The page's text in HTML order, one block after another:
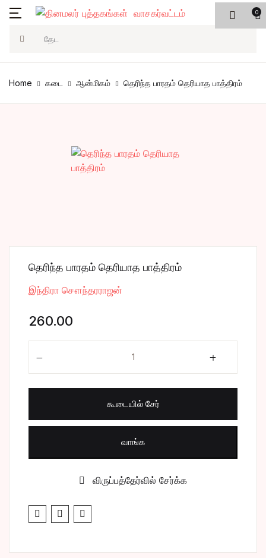
0
Search
Home கடை ஆன்மிகம் தெரிந்த பாரதம் தெரியாத பாத்திரம்
தெரிந்த பாரதம் தெரியாத பாத்திரம்
இந்திரா சௌந்தரராஜன்
260.00
கூடையில் சேர்
வாங்க
விருப்பத்தேர்வில் சேர்க்க